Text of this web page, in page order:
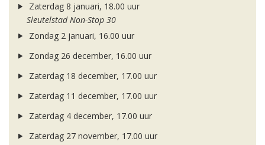
Zaterdag 8 januari, 18.00 uur
Sleutelstad Non-Stop 30
Zondag 2 januari, 16.00 uur
Zondag 26 december, 16.00 uur
Zaterdag 18 december, 17.00 uur
Zaterdag 11 december, 17.00 uur
Zaterdag 4 december, 17.00 uur
Zaterdag 27 november, 17.00 uur